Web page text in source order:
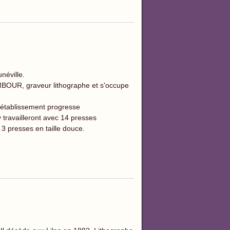
graveur lithographe et s'occupe
progresse
avec 14 presses
presses en taille douce.